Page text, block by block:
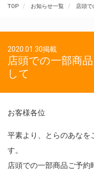
TOP お知らせ一覧 店頭
2020.01.30掲載
店頭での一部商
して
お客様各位
平素より、とらのあなを
す。
店頭での一部商品ご予約